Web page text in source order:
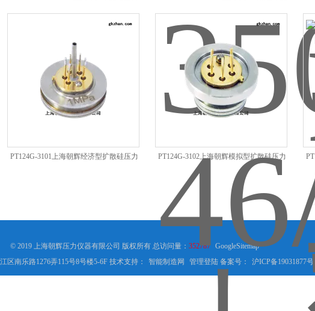
传感器 硅差压传感器
PT124G-3101上海朝辉经济型扩散硅压力 PT124G-3102上海朝辉模拟型扩散硅压力
传感器芯体
© 2019 上海朝辉压力仪器有限公司 版权所有 总访问量： 352787 GoogleSitemap
区南乐路1276弄115号8号楼5-6F 技术支持：
智能制造网 管理登陆 备案号： 沪ICP备19031877